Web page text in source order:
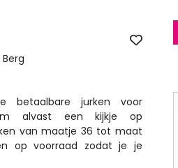
jurken voor
alvast een kijkje op
van maatje 36 tot maat
op voorraad zodat je je